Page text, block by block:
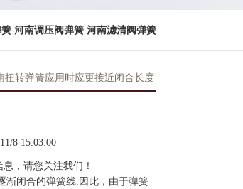
河南调压阀弹簧 河南滤清阀弹簧
扭转弹簧应用时应更接近闭合长度
8 15:03:00
，请您关注我们！
渐闭合的弹簧线. 因此，由于弹簧